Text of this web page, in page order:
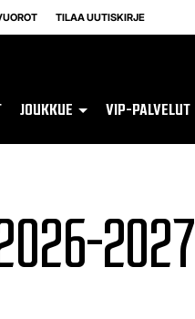
TILAA UUTISKIRJE
JOUKKUE VIP-PALVELUT
2027